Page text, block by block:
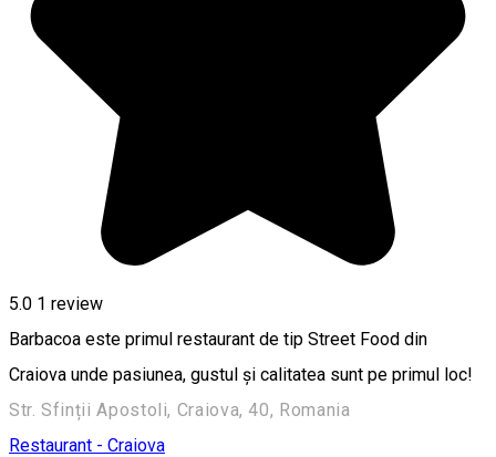
5.0 1 review
Barbacoa este primul restaurant de tip Street Food din
Craiova unde pasiunea, gustul și calitatea sunt pe primul loc!
Str. Sfinții Apostoli, Craiova, 40, Romania
Restaurant - Craiova